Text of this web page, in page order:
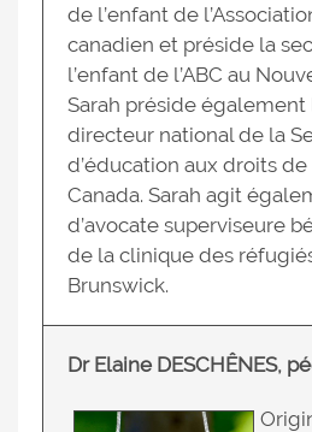
de l’enfant de
canadien et préside la
l’enfant de l’ABC au
Sarah préside
directeur national de la
d’éducation aux droits de
Canada. Sarah agit
d’avocate superviseure
de la clinique des
Brunswick.
Dr Elaine DESCHÊNES,